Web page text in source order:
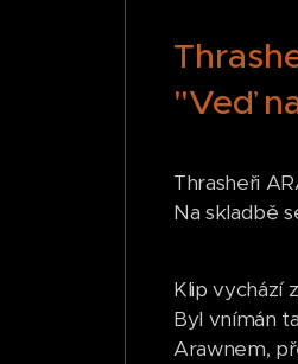
"Veď
Thrasheři
Na skladbě
Klip vychází
Byl vnímán
Arawnem,